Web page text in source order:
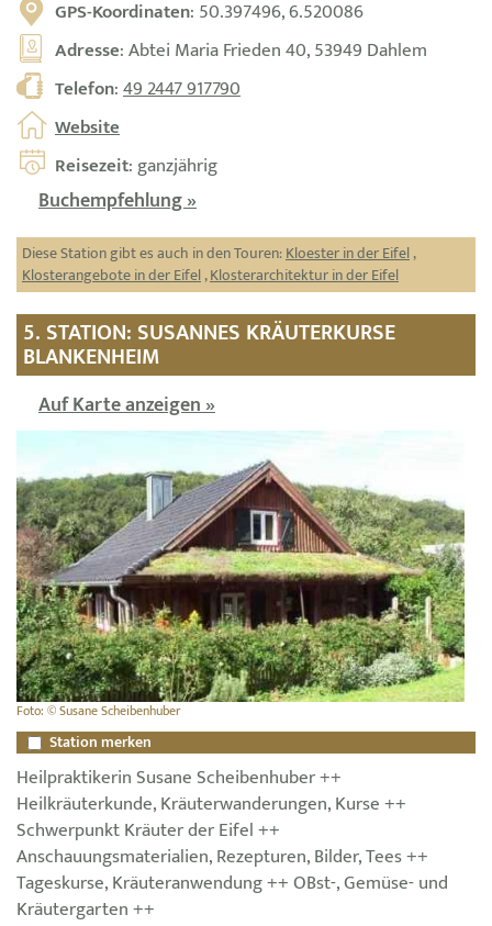
GPS-Koordinaten: 50.397496, 6.520086
Adresse: Abtei Maria Frieden 40, 53949 Dahlem
Telefon:49 2447 917790
Website
Reisezeit: ganzjährig
Buchempfehlung »
Diese Station gibt es auch in den Touren:Kloester in der Eifel,
Klosterangebote in der Eifel,Klosterarchitektur in der Eifel
5. STATION: SUSANNES KRÄUTERKURSE
BLANKENHEIM
Auf Karte anzeigen »
Foto: © Susane Scheibenhuber
Station merken
Heilpraktikerin Susane Scheibenhuber ++
Heilkräuterkunde, Kräuterwanderungen, Kurse ++
Schwerpunkt Kräuter der Eifel ++
Anschauungsmaterialien, Rezepturen, Bilder, Tees ++
Tageskurse, Kräuteranwendung ++ OBst-, Gemüse- und
Kräutergarten ++